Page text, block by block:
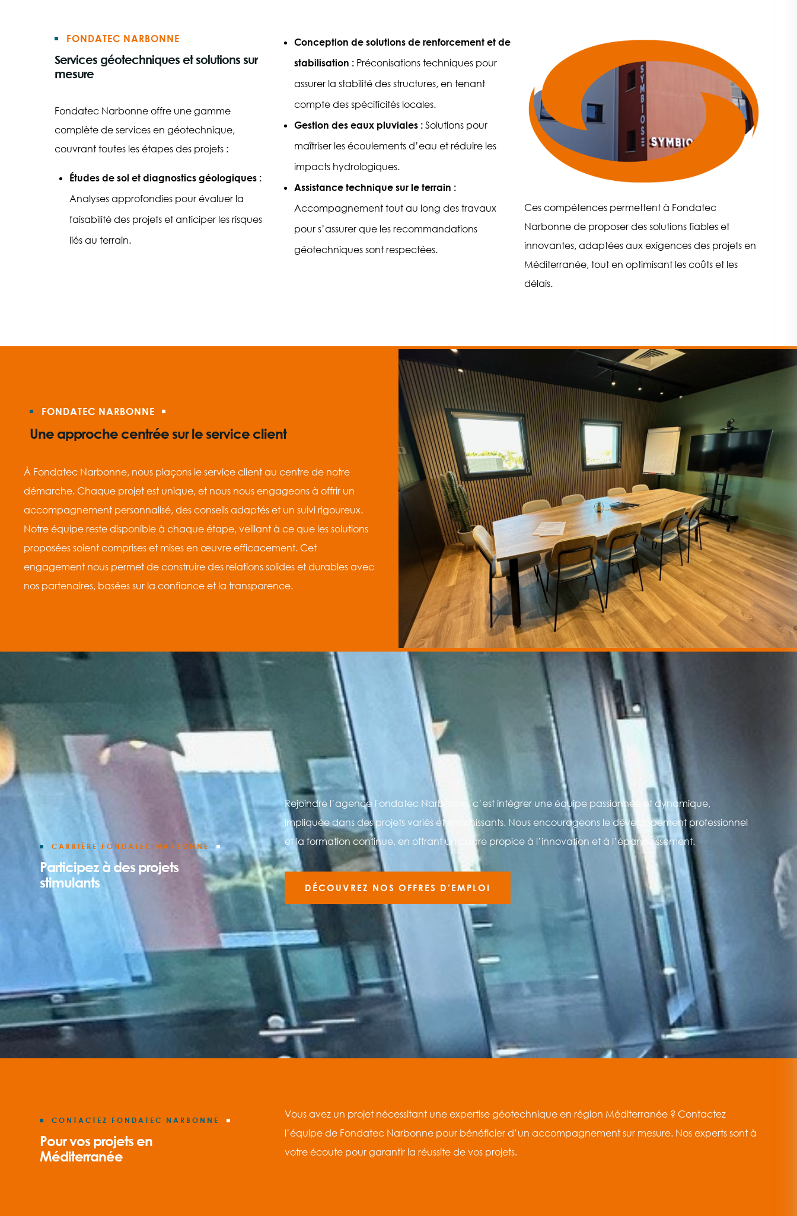
FONDATEC NARBONNE
Services géotechniques et solutions sur
mesure
Fondatec Narbonne offre une gamme
complète de services en géotechnique,
couvrant toutes les étapes des projets :
Études de sol et diagnostics géologiques :
Analyses approfondies pour évaluer la
faisabilité des projets et anticiper les risques
liés au terrain.
Conception de solutions de renforcement et de
stabilisation :Préconisations techniques pour
assurer la stabilité des structures, en tenant
compte des spécificités locales.
Gestion des eaux pluviales :Solutions pour
maîtriser les écoulements d’eau et réduire les
impacts hydrologiques.
Assistance technique sur le terrain :
Accompagnement tout au long des travaux
pour s’assurer que les recommandations
géotechniques sont respectées.
Ces compétences permettent à Fondatec
Narbonne de proposer des solutions fiables et
innovantes, adaptées aux exigences des projets en
Méditerranée, tout en optimisant les coûts et les
délais.
FONDATEC NARBONNE
Une approche centrée sur le service client
À Fondatec Narbonne, nous plaçons le service client au centre de notre
démarche. Chaque projet est unique, et nous nous engageons à offrir un
accompagnement personnalisé, des conseils adaptés et un suivi rigoureux.
Notre équipe reste disponible à chaque étape, veillant à ce que les solutions
proposées soient comprises et mises en œuvre efficacement. Cet
engagement nous permet de construire des relations solides et durables avec
nos partenaires, basées sur la confiance et la transparence.
CARRIÈRE FONDATEC NARBONNE
Participez à des projets
stimulants
Rejoindre l’agence Fondatec Narbonne, c’est intégrer une équipe passionnée et dynamique,
impliquée dans des projets variés et enrichissants. Nous encourageons le développement professionnel
et la formation continue, en offrant un cadre propice à l’innovation et à l’épanouissement.
DÉCOUVREZ NOS OFFRES D’EMPLOI
CONTACTEZ FONDATEC NARBONNE
Pour vos projets en
Méditerranée
Vous avez un projet nécessitant une expertise géotechnique en région Méditerranée ? Contactez
l’équipe de Fondatec Narbonne pour bénéficier d’un accompagnement sur mesure. Nos experts sont à
votre écoute pour garantir la réussite de vos projets.